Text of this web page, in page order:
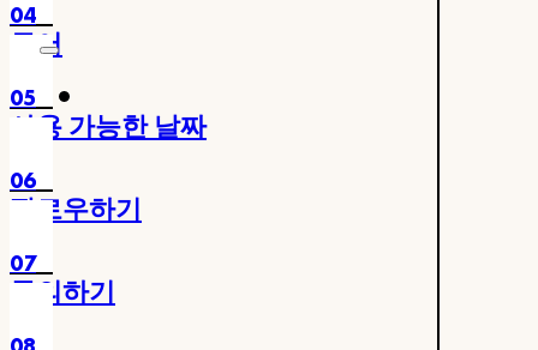
04
투어
05
사용 가능한 날짜
06
팔로우하기
07
문의하기